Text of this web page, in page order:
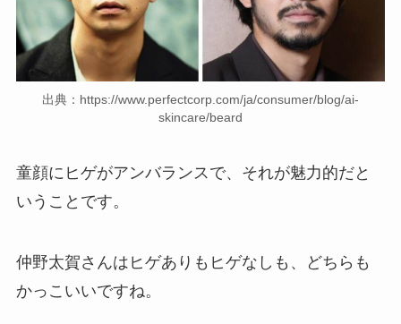
出典：https://www.perfectcorp.com/ja/consumer/blog/ai-
skincare/beard
童顔にヒゲがアンバランスで、それが魅力的だと
いうことです。
仲野太賀さんはヒゲありもヒゲなしも、どちらも
かっこいいですね。